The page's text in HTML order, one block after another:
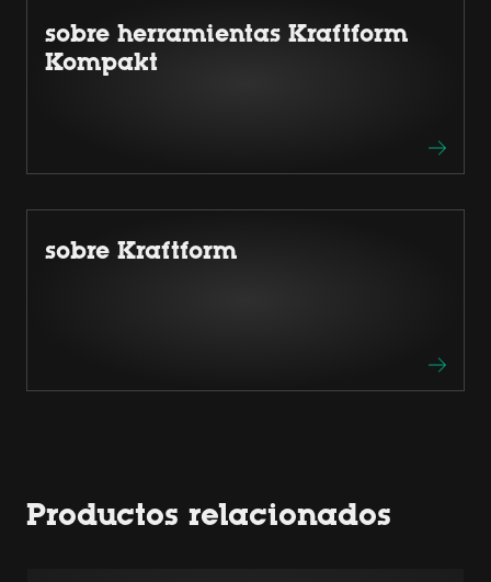
sobre herramientas Kraftform
Kompakt
sobre Kraftform
Productos relacionados